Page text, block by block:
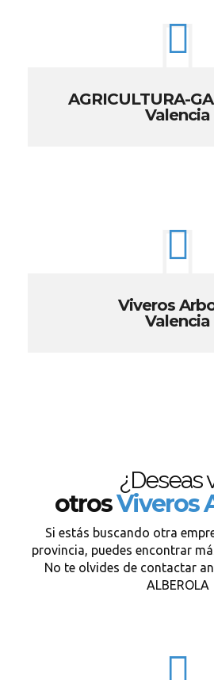
AGRICULTURA-
Valencia
Viveros
Valencia
¿Deseas
otrosViveros
Si estás buscando otra
provincia, puedes encontrar
No te olvides de contactar
ALBEROLA